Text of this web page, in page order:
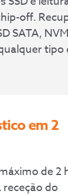
off.
SATA,
tipo
em 2
de 2
do